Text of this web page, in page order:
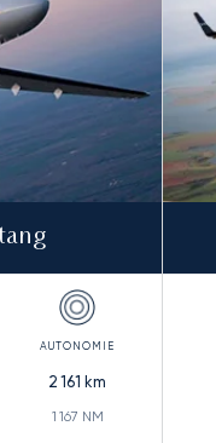
2 161 km
1 167 NM